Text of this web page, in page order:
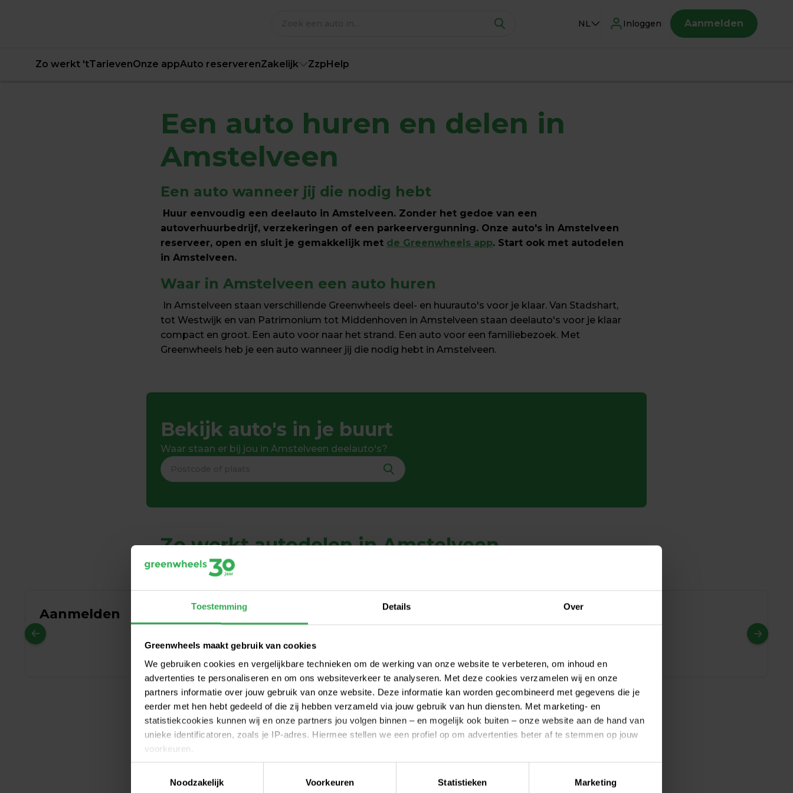
Toestemming Details Over
Greenwheels maakt gebruik van cookies
We gebruiken cookies en vergelijkbare technieken om de werking van onze website te verbeteren, om inhoud en
advertenties te personaliseren en om ons websiteverkeer te analyseren. Met deze cookies verzamelen wij en onze
partners informatie over jouw gebruik van onze website. Deze informatie kan worden gecombineerd met gegevens die je
eerder met hen hebt gedeeld of die zij hebben verzameld via jouw gebruik van hun diensten. Met marketing- en
statistiekcookies kunnen wij en onze partners jou volgen binnen – en mogelijk ook buiten – onze website aan de hand van
unieke identificatoren, zoals je IP-adres. Hiermee stellen we een profiel op om advertenties beter af te stemmen op jouw
voorkeuren.
Cookie instellingen wijzigen
Noodzakelijk
Voorkeuren Statistieken Marketing
NL Inloggen Aanmelden
Zo werkt 'tTarievenOnze appAuto reserverenZakelijk ZzpHelp
Een auto huren en delen in
Amstelveen
Een auto wanneer jij die nodig hebt
Huur eenvoudig een deelauto in Amstelveen. Zonder het gedoe van een
autoverhuurbedrijf, verzekeringen of een parkeervergunning. Onze auto's in Amstelveen
reserveer, open en sluit je gemakkelijk met de Greenwheels app. Start ook met autodelen
in Amstelveen.
Waar in Amstelveen een auto huren
In Amstelveen staan verschillende Greenwheels deel- en huurauto's voor je klaar. Van Stadshart,
tot Westwijk en van Patrimonium tot Middenhoven in Amstelveen staan deelauto's voor je klaar
compact en groot. Een auto voor naar het strand. Een auto voor een familiebezoek. Met
Greenwheels heb je een auto wanneer jij die nodig hebt in Amstelveen.
Bekijk auto's in je buurt
Waar staan er bij jou in Amstelveen deelauto's?
Zo werkt autodelen in Amstelveen
Aanmelden
jouw tarief maandelijks zonder extra kosten.
We hebben in 2022 de auto weg gedaan en